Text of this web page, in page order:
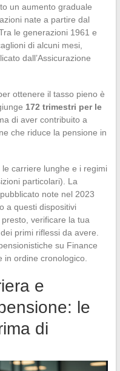
un aumento graduale
nate a partire dal
Tra le generazioni 1961 e
di alcuni mesi,
dall’Assicurazione
ottenere il tasso pieno è
172 trimestri per le
di aver contribuito a
che riduce la pensione in
carriere lunghe e i regimi
particolari). La
note nel 2023
a questi dispositivi
verificare la tua
primi riflessi da avere.
su Finance
ordine cronologico.
e
le
di